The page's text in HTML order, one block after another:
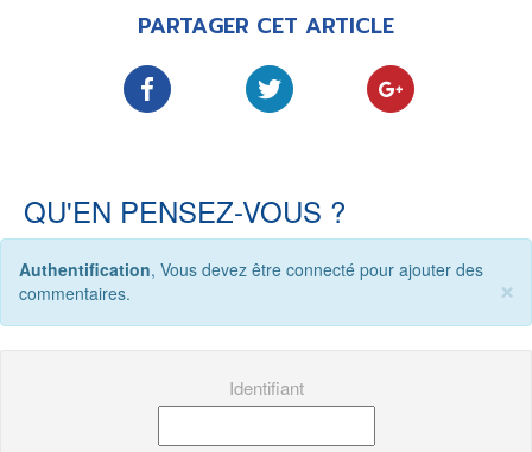
PARTAGER CET ARTICLE
QU'EN PENSEZ-VOUS ?
Authentification, Vous devez être connecté pour ajouter des
commentaires.
×
Identifiant